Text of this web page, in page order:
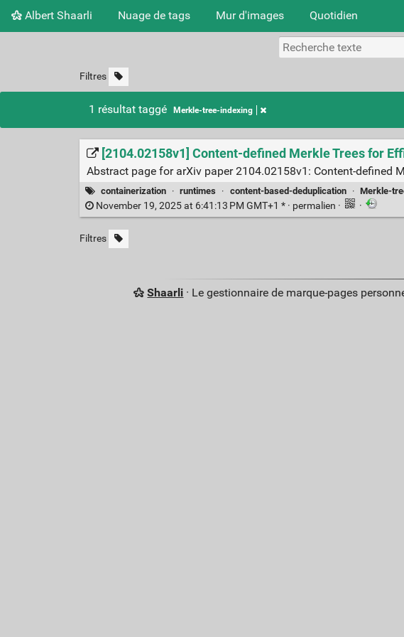
Albert Shaarli Nuage de tags Mur d'images Quotidien
Filtres
1 résultat taggé Merkle-tree-indexing
[2104.02158v1] Content-defined Merkle Trees for
Abstract page for arXiv paper 2104.02158v1: Content-defined
containerization · runtimes · content-based-deduplication · Merkle-
November 19, 2025 at 6:41:13 PM GMT+1 * · permalien · ·
Filtres
Shaarli · Le gestionnaire de marque-pages